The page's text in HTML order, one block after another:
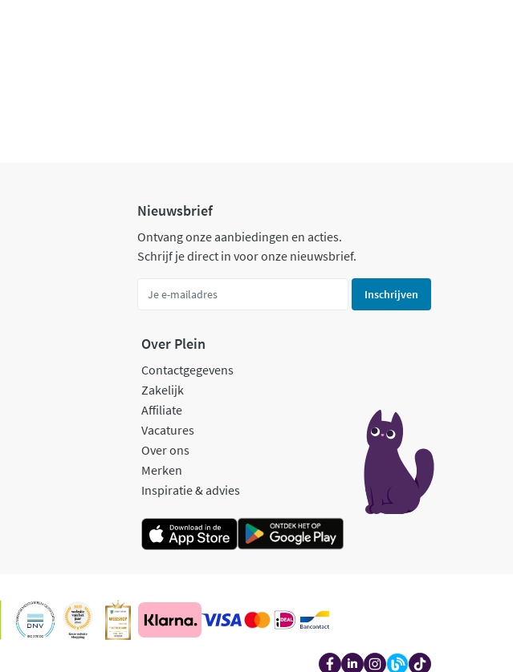
Nieuwsbrief
Ontvang onze aanbiedingen en acties.
Schrijf je direct in voor onze nieuwsbrief.
Inschrijven
Over Plein
Contactgegevens
Zakelijk
Affiliate
Vacatures
Over ons
Merken
Inspiratie & advies